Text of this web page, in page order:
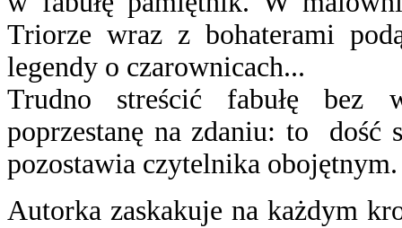
Triorze wraz z bohaterami
legendy o czarownicach...
Trudno streścić fabułę bez
poprzestanę na zdaniu: to dość
pozostawia czytelnika obojętnym.
Autorka zaskakuje na każdym